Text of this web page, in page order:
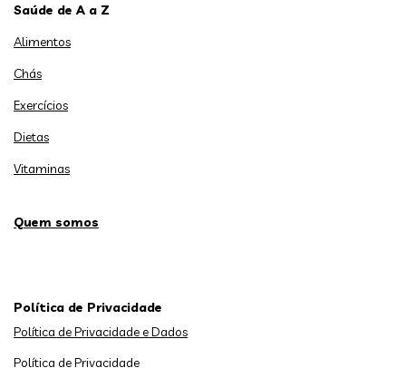
Saúde de A a Z
Alimentos
Chás
Exercícios
Dietas
Vitaminas
Quem somos
Política de Privacidade
Política de Privacidade e Dados
Política de Privacidade